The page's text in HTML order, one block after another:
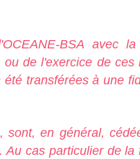
BSA avec la
de l'exercice de
transférées à une
en général,
cas particulier de